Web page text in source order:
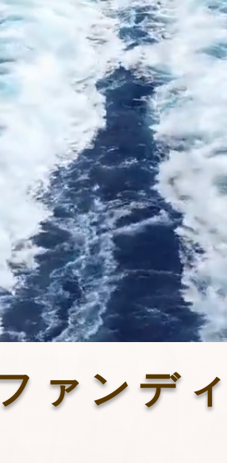
ようこ
向島町漁業
向島町漁業協同
向島町にある向島町
興と地域活性化のため
観光事業や直売所運
干汐観光潮干狩りのお知ら
ラウドファンディングご支援
ロジェクトはこちら
ァンデ